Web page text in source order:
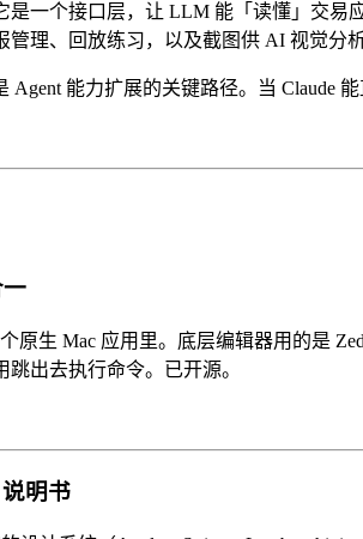
一个接口层，让 LLM 能「读懂」交易
理、回放练习，以及截图供 AI 视觉分
Agent 能力扩展的关键路径。当
原生 Mac 应用里。底层编辑器用的是
出去执行命令。已开源。
明书